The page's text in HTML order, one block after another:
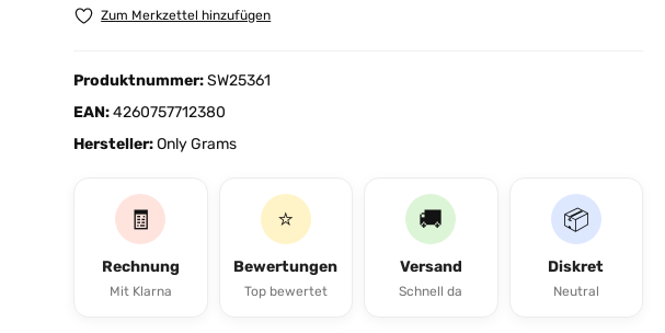
Zum Merkzettel hinzufügen
Produktnummer:SW25361
EAN:4260757712380
Hersteller:Only Grams
🧾
Rechnung
Mit Klarna
⭐
Bewertungen
Top bewertet
🚚
Versand
Schnell da
📦
Diskret
Neutral